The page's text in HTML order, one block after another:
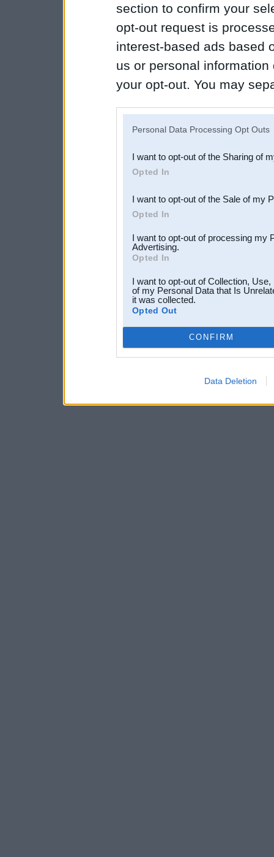
section to confirm your
opt-out request is
interest-based ads based
us or personal
your opt-out. You may
Downstream Participants
third parties.
Personal Data Processing Opt Outs
I want to opt-out of the Sharing of
Opted In
I want to opt-out of the Sale of my
Opted In
I want to opt-out of processing my
Advertising.
Opted In
I want to opt-out of Collection,
of my Personal Data that Is
it was collected.
Opted Out
CONFIRM
Data Deletion